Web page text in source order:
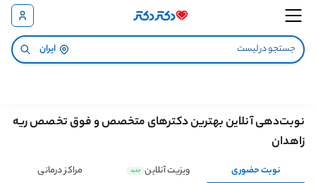
ایران
نوبت‌دهی آنلاین بهترین دکترهای متخصص و فوق تخصص ریه
زاهدان
نوبت حضوری ویزیت آنلاین جدید مراکز درمانی